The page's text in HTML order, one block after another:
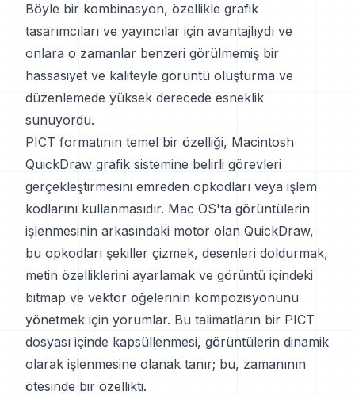
Böyle bir kombinasyon, özellikle grafik
tasarımcıları ve yayıncılar için avantajlıydı ve
onlara o zamanlar benzeri görülmemiş bir
hassasiyet ve kaliteyle görüntü oluşturma ve
düzenlemede yüksek derecede esneklik
sunuyordu.
PICT formatının temel bir özelliği, Macintosh
QuickDraw grafik sistemine belirli görevleri
gerçekleştirmesini emreden opkodları veya işlem
kodlarını kullanmasıdır. Mac OS'ta görüntülerin
işlenmesinin arkasındaki motor olan QuickDraw,
bu opkodları şekiller çizmek, desenleri doldurmak,
metin özelliklerini ayarlamak ve görüntü içindeki
bitmap ve vektör öğelerinin kompozisyonunu
yönetmek için yorumlar. Bu talimatların bir PICT
dosyası içinde kapsüllenmesi, görüntülerin dinamik
olarak işlenmesine olanak tanır; bu, zamanının
ötesinde bir özellikti.